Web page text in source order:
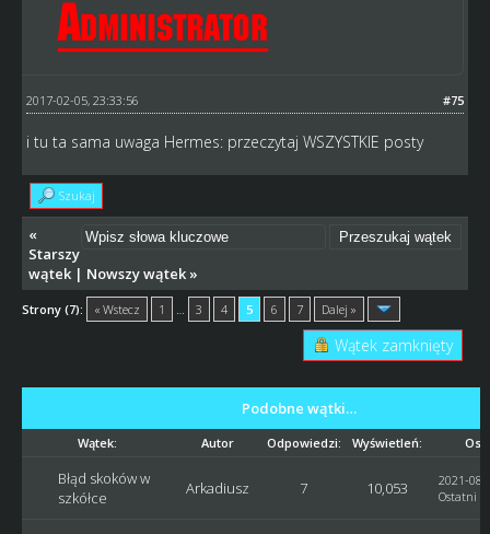
#75
2017-02-05, 23:33:56
i tu ta sama uwaga Hermes: przeczytaj WSZYSTKIE posty
Szukaj
«
Starszy
wątek| Nowszy wątek»
Strony (7): « Wstecz 1 3 4 5 6 7 Dalej »
Wątek zamknięty
Podobne wątki…
Wątek: Autor Odpowiedzi: Wyświetleń:
Błąd skoków w
szkółce
Arkadiusz 7 10,053
2021-08-
Ostatni